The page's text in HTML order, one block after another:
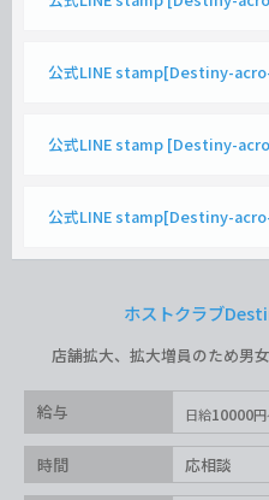
公式LINE stamp[Destiny-
公式LINE stamp [Destiny-
公式LINE stamp[Destiny-
ホストクラブ
店舗拡大、拡大増員のため男
給与 日給10000円
時間 応相談